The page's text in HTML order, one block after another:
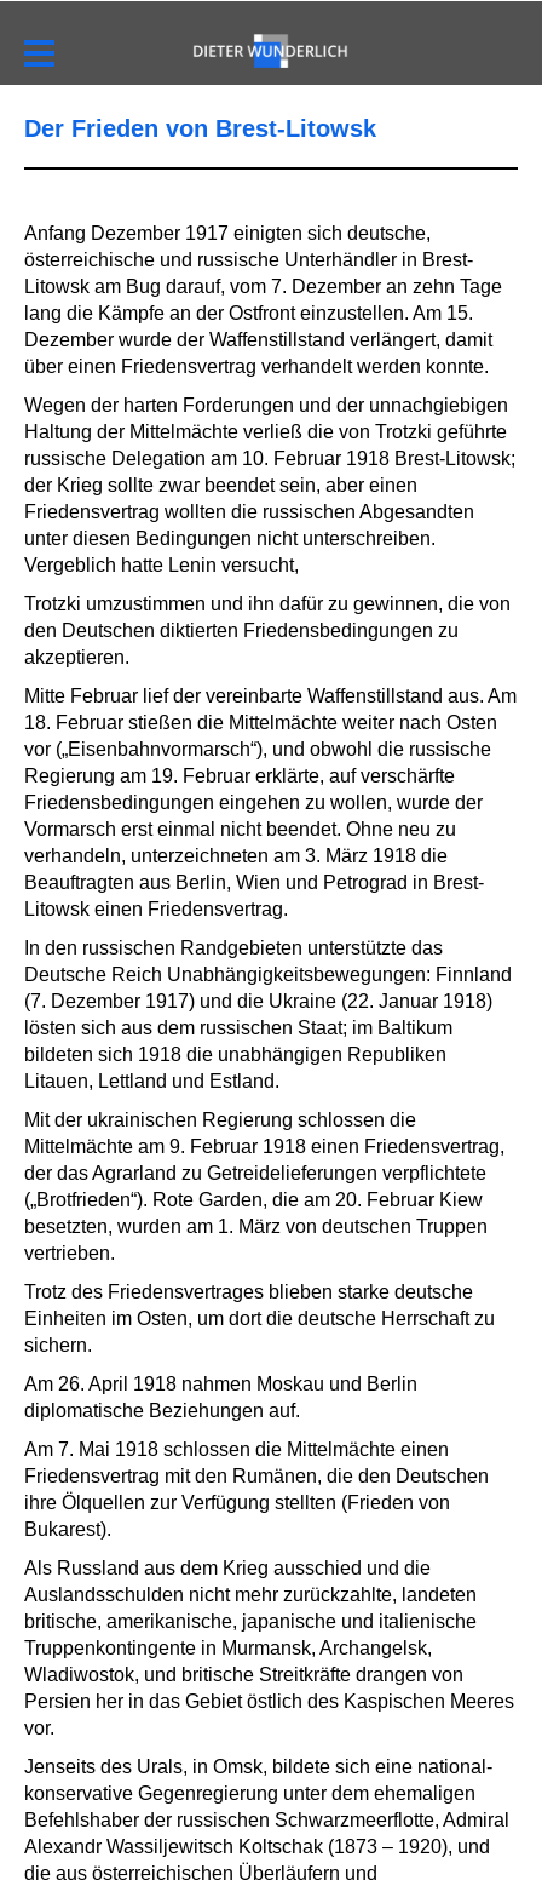
Der Frieden von Brest-Litowsk
Anfang Dezember 1917 einigten sich deutsche,
österreichische und russische Unterhändler in Brest-
Litowsk am Bug darauf, vom 7. Dezember an zehn Tage
lang die Kämpfe an der Ostfront einzustellen. Am 15.
Dezember wurde der Waffenstillstand verlängert, damit
über einen Friedensvertrag verhandelt werden konnte.
Wegen der harten Forderungen und der unnachgiebigen
Haltung der Mittelmächte verließ die von Trotzki geführte
russische Delegation am 10. Februar 1918 Brest-Litowsk;
der Krieg sollte zwar beendet sein, aber einen
Friedensvertrag wollten die russischen Abgesandten
unter diesen Bedingungen nicht unterschreiben.
Vergeblich hatte Lenin versucht,
Trotzki umzustimmen und ihn dafür zu gewinnen, die von
den Deutschen diktierten Friedensbedingungen zu
akzeptieren.
Mitte Februar lief der vereinbarte Waffenstillstand aus. Am
18. Februar stießen die Mittelmächte weiter nach Osten
vor („Eisenbahnvormarsch“), und obwohl die russische
Regierung am 19. Februar erklärte, auf verschärfte
Friedensbedingungen eingehen zu wollen, wurde der
Vormarsch erst einmal nicht beendet. Ohne neu zu
verhandeln, unterzeichneten am 3. März 1918 die
Beauftragten aus Berlin, Wien und Petrograd in Brest-
Litowsk einen Friedensvertrag.
In den russischen Randgebieten unterstützte das
Deutsche Reich Unabhängigkeitsbewegungen: Finnland
(7. Dezember 1917) und die Ukraine (22. Januar 1918)
lösten sich aus dem russischen Staat; im Baltikum
bildeten sich 1918 die unabhängigen Republiken
Litauen, Lettland und Estland.
Mit der ukrainischen Regierung schlossen die
Mittelmächte am 9. Februar 1918 einen Friedensvertrag,
der das Agrarland zu Getreidelieferungen verpflichtete
(„Brotfrieden“). Rote Garden, die am 20. Februar Kiew
besetzten, wurden am 1. März von deutschen Truppen
vertrieben.
Trotz des Friedensvertrages blieben starke deutsche
Einheiten im Osten, um dort die deutsche Herrschaft zu
sichern.
Am 26. April 1918 nahmen Moskau und Berlin
diplomatische Beziehungen auf.
Am 7. Mai 1918 schlossen die Mittelmächte einen
Friedensvertrag mit den Rumänen, die den Deutschen
ihre Ölquellen zur Verfügung stellten (Frieden von
Bukarest).
Als Russland aus dem Krieg ausschied und die
Auslandsschulden nicht mehr zurückzahlte, landeten
britische, amerikanische, japanische und italienische
Truppenkontingente in Murmansk, Archangelsk,
Wladiwostok, und britische Streitkräfte drangen von
Persien her in das Gebiet östlich des Kaspischen Meeres
vor.
Jenseits des Urals, in Omsk, bildete sich eine national-
konservative Gegenregierung unter dem ehemaligen
Befehlshaber der russischen Schwarzmeerflotte, Admiral
Alexandr Wassiljewitsch Koltschak (1873 – 1920), und
die aus österreichischen Überläufern und